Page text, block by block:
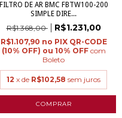
FILTRO DE AR BMC FBTW100-200
SIMPLE DIRE...
R$1.368,00 R$1.231,00
R$1.107,90
com
Boleto
12 x de R$102,58 sem juros